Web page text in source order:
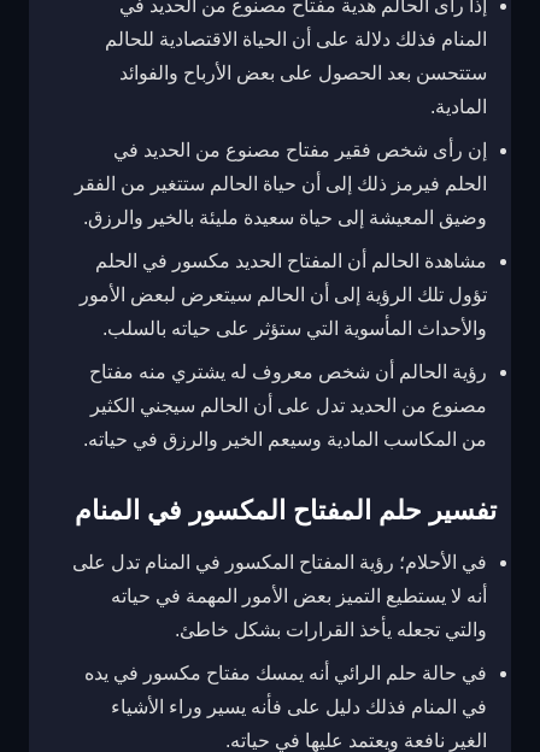
إذا رأى الحالم هدية مفتاح مصنوع من الحديد في
المنام فذلك دلالة على أن الحياة الاقتصادية للحالم
ستتحسن بعد الحصول على بعض الأرباح والفوائد
المادية.
إن رأى شخص فقير مفتاح مصنوع من الحديد في
الحلم فيرمز ذلك إلى أن حياة الحالم ستتغير من الفقر
وضيق المعيشة إلى حياة سعيدة مليئة بالخير والرزق.
مشاهدة الحالم أن المفتاح الحديد مكسور في الحلم
تؤول تلك الرؤية إلى أن الحالم سيتعرض لبعض الأمور
والأحداث المأسوية التي ستؤثر على حياته بالسلب.
رؤية الحالم أن شخص معروف له يشتري منه مفتاح
مصنوع من الحديد تدل على أن الحالم سيجني الكثير
من المكاسب المادية وسيعم الخير والرزق في حياته.
تفسير حلم المفتاح المكسور في المنام
في الأحلام؛ رؤية المفتاح المكسور في المنام تدل على
أنه لا يستطيع التميز بعض الأمور المهمة في حياته
والتي تجعله يأخذ القرارات بشكل خاطئ.
في حالة حلم الرائي أنه يمسك مفتاح مكسور في يده
في المنام فذلك دليل على فأنه يسير وراء الأشياء
الغير نافعة ويعتمد عليها في حياته.